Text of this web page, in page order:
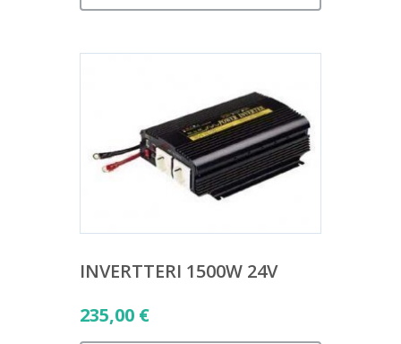
INVERTTERI 1500W 24V
235,00 €